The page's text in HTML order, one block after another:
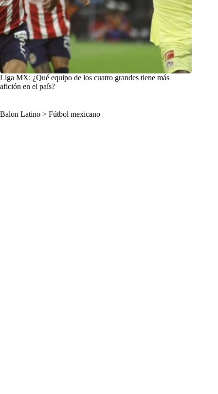
Liga MX: ¿Qué equipo de los cuatro grandes tiene más
afición en el país?
Balon Latino > Fútbol mexicano